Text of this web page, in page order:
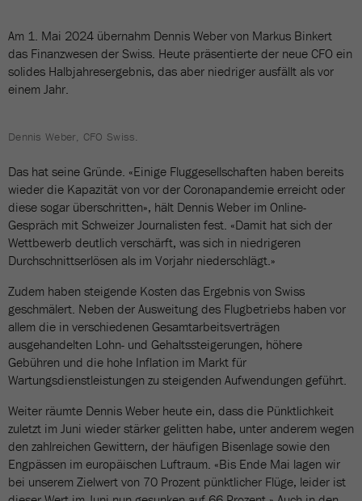
Am 1. Mai 2024 übernahm Dennis Weber von Markus Binkert
das Finanzwesen der Swiss. Heute präsentierte der neue CFO ein
solides Halbjahresergebnis, das aber niedriger ausfällt als vor
einem Jahr.
Dennis Weber, CFO Swiss.
Das hat seine Gründe. «Einige Fluggesellschaften haben bereits
wieder die Kapazität von vor der Coronapandemie erreicht oder
diese sogar überschritten», hält Dennis Weber im Online-
Gespräch mit Schweizer Journalisten fest. «Damit hat sich der
Wettbewerb deutlich verschärft, was sich in niedrigeren
Durchschnittserlösen als im Vorjahr niederschlägt.»
Zudem haben steigende Kosten das Ergebnis von Swiss
geschmälert. Neben der Ausweitung des Flugbetriebs haben vor
allem die in verschiedenen Gesamtarbeitsverträgen
ausgehandelten Lohn- und Gehaltssteigerungen, höhere
Gebühren und die hohe Inflation im Markt für
Wartungsdienstleistungen zu steigenden Aufwendungen geführt.
Weiter räumte Dennis Weber heute ein, dass die Pünktlichkeit
zuletzt im Juni wieder stärker gelitten habe, unter anderem wegen
den zahlreichen Gewittern, der häufigen Bisenlage sowie den
Engpässen im europäischen Luftraum. «Bis Ende Mai lagen wir
bei unserem Zielwert von 70 Prozent pünktlicher Flüge, leider ist